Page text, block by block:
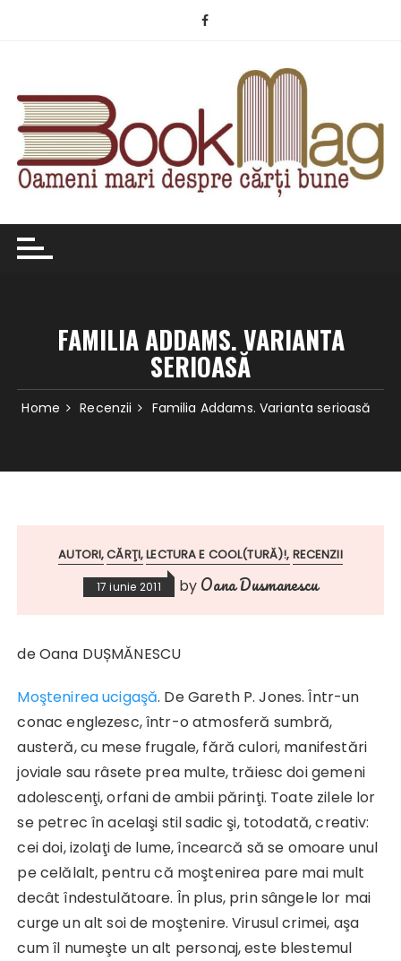
FAMILIA ADDAMS. VARIANTA
SERIOASĂ
Home Recenzii Familia Addams. Varianta serioasă
AUTORI CĂRŢI LECTURA E COOL(TURĂ)! RECENZII
17 iunie 2011 by Oana Dusmanescu
de Oana DUȘMĂNESCU
Moştenirea ucigaşă. De Gareth P. Jones. Într-un
conac englezesc, într-o atmosferă sumbră,
austeră, cu mese frugale, fără culori, manifestări
joviale sau râsete prea multe, trăiesc doi gemeni
adolescenţi, orfani de ambii părinţi. Toate zilele lor
se petrec în acelaşi stil sadic şi, totodată, creativ:
cei doi, izolaţi de lume, încearcă să se omoare unul
pe celălalt, pentru că moştenirea pare mai mult
decât îndestulătoare. În plus, prin sângele lor mai
curge un alt soi de moştenire. Virusul crimei, aşa
cum îl numeşte un alt personaj, este blestemul